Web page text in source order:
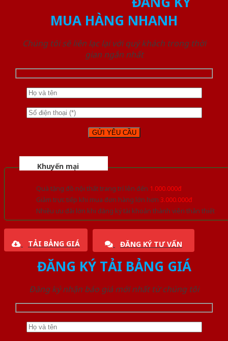
MUA HÀNG NHANH
Chúng tôi sẽ liên lạc lại với quý khách trong thời
gian ngắn nhất
Khuyến mại
Quà tặng đồ nội thất trang trí lên đến 1.000.000đ
Giảm trực tiếp khi mua đơn hàng lớn hơn 3.000.000đ
Nhiều ưu đãi lớn khi đăng ký tài khoản thành viên thân thiết
TẢI BẢNG GIÁ ĐĂNG KÝ TƯ VẤN
ĐĂNG KÝ TẢI BẢNG GIÁ
Đăng ký nhận báo giá mới nhất từ chúng tôi